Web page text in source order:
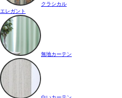
クラシカル
エレガント
無地カーテン